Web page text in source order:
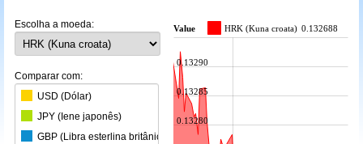
Escolha a moeda:
Comparar com:
USD (Dólar)
JPY (Iene japonês)
GBP (Libra esterlina britânica)
Value HRK (Kuna croata) 0.132688
0.13280
0.13285
0.13290